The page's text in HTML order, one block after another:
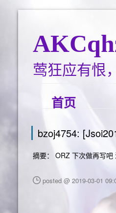
莺狂应有恨
首页
bzoj4754:
摘要： ORZ 下次做再写
posted @ 2019-03-01